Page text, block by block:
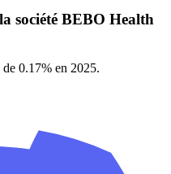
société BEBO Health
0.17% en 2025.